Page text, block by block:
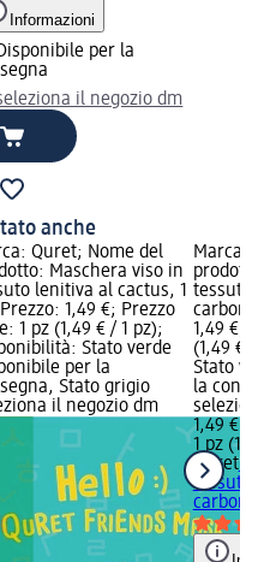
Informazioni
per la
il negozio dm
anche
Quret; Nome del
Maschera viso in
lenitiva al cactus, 1
1,49 €; Prezzo
1 pz (1,49 € / 1 pz);
Stato verde
per la
Stato grigio
il negozio dm
Marca:
tessuto
1,49 €;
(1,49 € /
Stato
la
1,49 €
1 pz
Quret
tessuto